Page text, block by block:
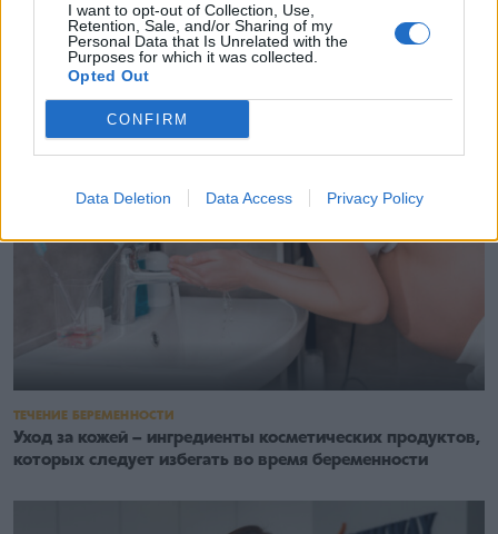
I want to opt-out of Collection, Use,
Retention, Sale, and/or Sharing of my
Personal Data that Is Unrelated with the
Purposes for which it was collected.
Opted Out
CONFIRM
Data Deletion Data Access Privacy Policy
Уход за шрамом от кесарева сечения и признаки
инфекции
ТЕЧЕНИЕ БЕРЕМЕННОСТИ
Уход за кожей – ингредиенты косметических продуктов,
которых следует избегать во время беременности